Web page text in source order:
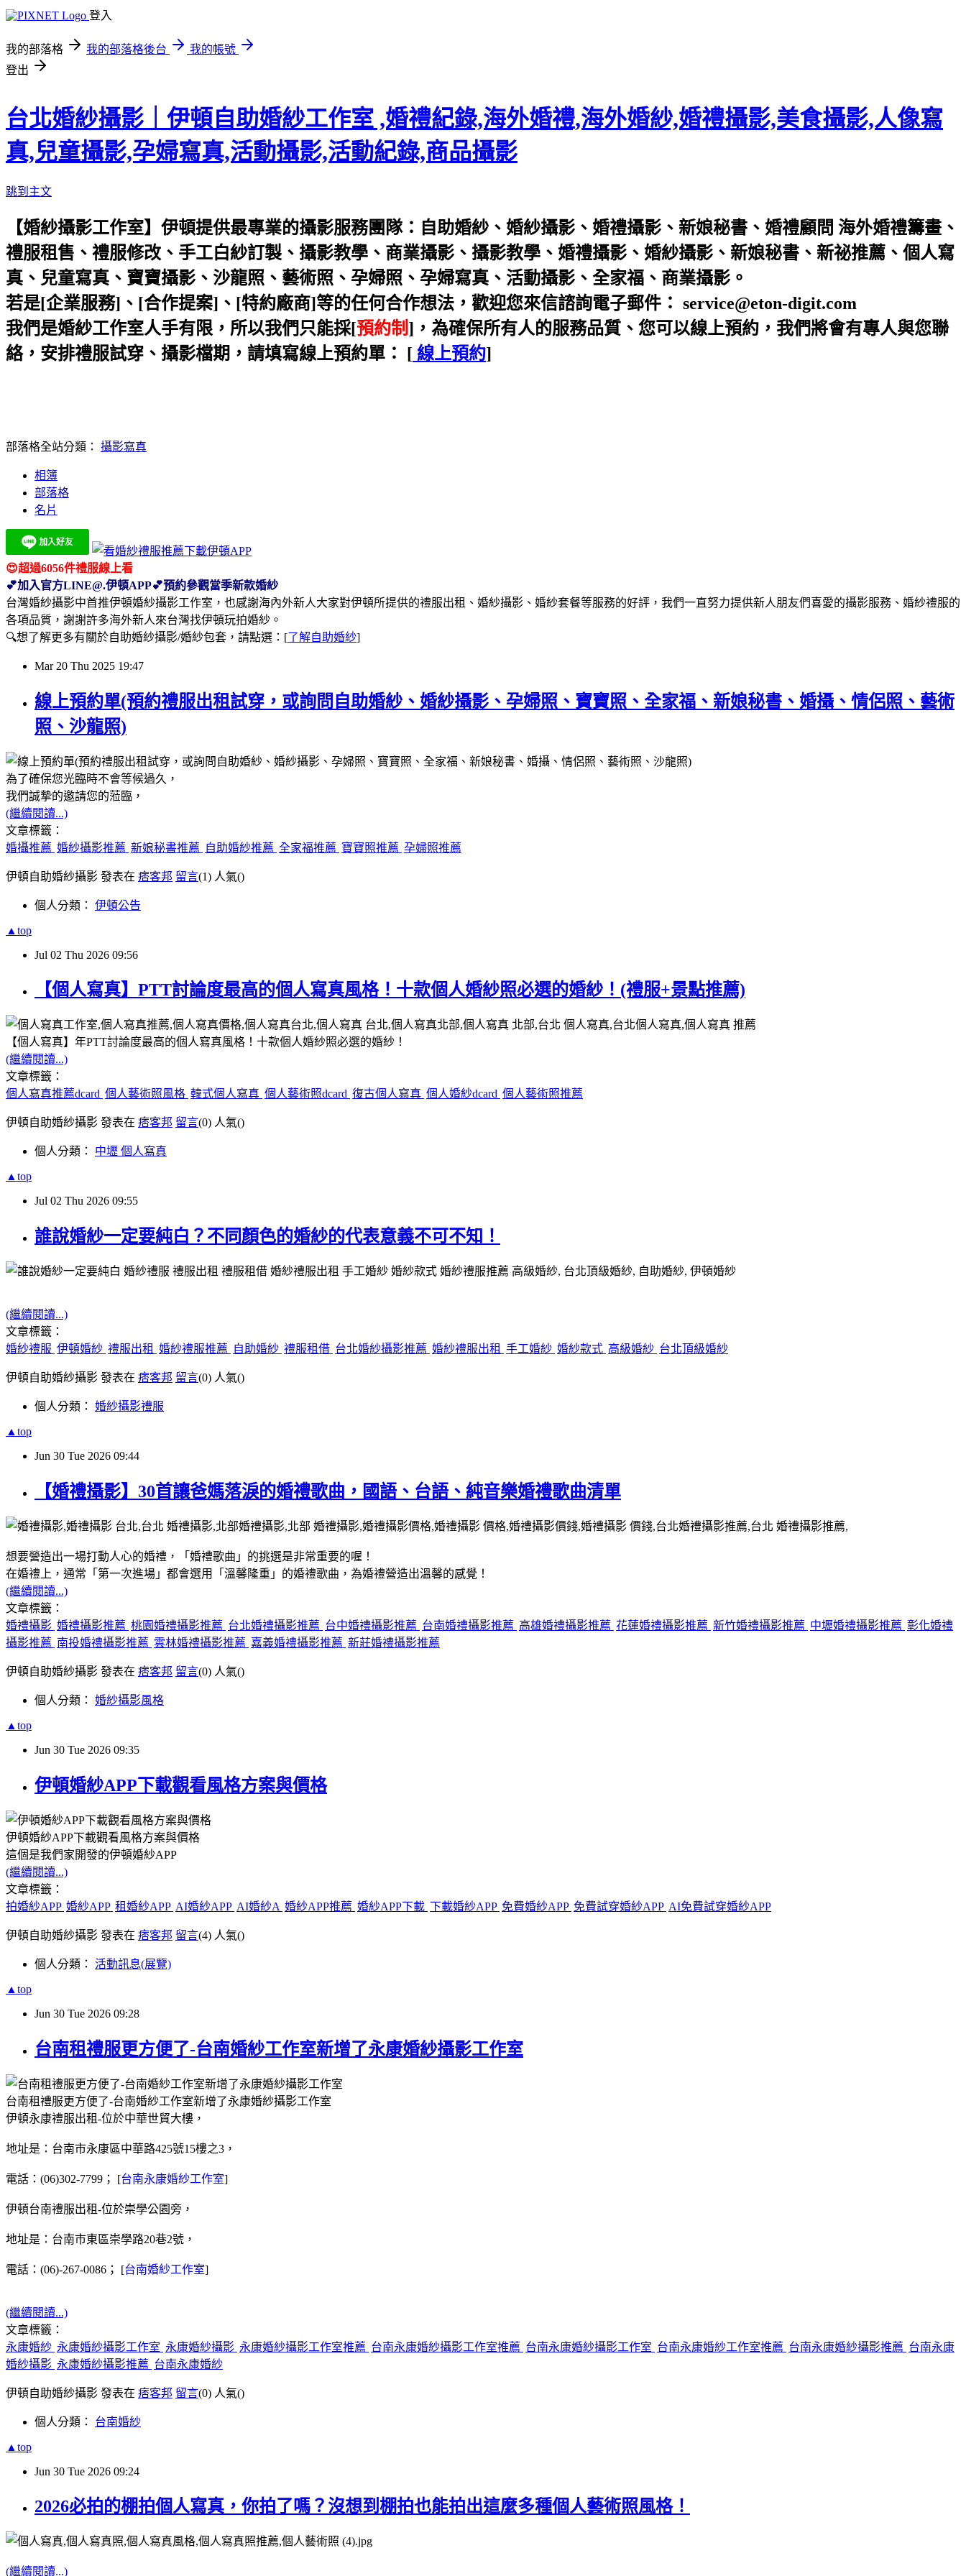
登入
我的部落格 我的部落格後台
我的帳號
登出
台北婚紗攝影｜伊頓自助婚紗工作室 ,婚禮紀錄,海外婚禮,海外婚紗,婚禮攝影,美食攝影,人像寫
真,兒童攝影,孕婦寫真,活動攝影,活動紀錄,商品攝影
跳到主文
【婚紗攝影工作室】伊頓提供最專業的攝影服務團隊： 自助婚紗 、 婚紗攝影 、 婚禮攝影 、 新娘秘書 、 婚禮顧問 海外婚禮籌畫 、
禮服租售 、 禮服修改 、 手工白紗訂製 、 攝影教學 、 商業攝影 、 攝影教學 、 婚禮攝影 、 婚紗攝影 、 新娘秘書 、 新祕推薦 、 個人寫
真 、 兒童寫真 、 寶寶攝影 、 沙龍照 、 藝術照 、 孕婦照 、 孕婦寫真 、 活動攝影 、 全家福 、 商業攝影 。
若是[企業服務]、[合作提案]、[特約廠商]等的任何合作想法，歡迎您來信諮詢電子郵件： service@eton-digit.com
我們是婚紗工作室人手有限，所以我們只能採[預約制 ]，為確保所有人的服務品質、您可以線上預約，我們將會有專人與您聯
絡，安排禮服試穿、攝影檔期，請填寫線上預約單： [ 線上預約]
部落格全站分類： 攝影寫真
相簿
部落格
名片
😍超過6056件禮服線上看
💕加入官方LINE@.伊頓APP💕預約參觀當季新款婚紗
台灣婚紗攝影中首推伊頓婚紗攝影工作室，也感謝海內外新人大家對伊頓所提供的禮服出租、婚紗攝影、婚紗套餐等服務的好評，我們一直努力提供新人朋友們喜愛的攝影服務、婚紗禮服的
各項品質，謝謝許多海外新人來台灣找伊頓玩拍婚紗。
🔍想了解更多有關於自助婚紗攝影/婚紗包套，請點選：[了解自助婚紗]
Mar 20 Thu 2025 19:47
線上預約單(預約禮服出租試穿，或詢問自助婚紗、婚紗攝影、孕婦照、寶寶照、全家福、新娘秘書、婚攝、情侶照、藝術
照、沙龍照)
為了確保您光臨時不會等候過久，
我們誠摯的邀請您的蒞臨，
(繼續閱讀...)
文章標籤：
婚攝推薦 婚紗攝影推薦 新娘秘書推薦 自助婚紗推薦 全家福推薦 寶寶照推薦 孕婦照推薦
伊頓自助婚紗攝影 發表在 痞客邦 留言(1) 人氣()
個人分類： 伊頓公告
▲top
Jul 02 Thu 2026 09:56
【個人寫真】PTT討論度最高的個人寫真風格！十款個人婚紗照必選的婚紗！(禮服+景點推薦)
【個人寫真】年PTT討論度最高的個人寫真風格！十款個人婚紗照必選的婚紗！
(繼續閱讀...)
文章標籤：
個人寫真推薦dcard 個人藝術照風格 韓式個人寫真 個人藝術照dcard 復古個人寫真 個人婚紗dcard 個人藝術照推薦
伊頓自助婚紗攝影 發表在 痞客邦 留言(0) 人氣()
個人分類： 中壢 個人寫真
▲top
Jul 02 Thu 2026 09:55
誰說婚紗一定要純白？不同顏色的婚紗的代表意義不可不知！
(繼續閱讀...)
文章標籤：
婚紗禮服 伊頓婚紗 禮服出租 婚紗禮服推薦 自助婚紗 禮服租借 台北婚紗攝影推薦 婚紗禮服出租 手工婚紗 婚紗款式 高級婚紗 台北頂級婚紗
伊頓自助婚紗攝影 發表在 痞客邦 留言(0) 人氣()
個人分類： 婚紗攝影禮服
▲top
Jun 30 Tue 2026 09:44
【婚禮攝影】30首讓爸媽落淚的婚禮歌曲，國語、台語、純音樂婚禮歌曲清單
想要營造出一場打動人心的婚禮，「婚禮歌曲」的挑選是非常重要的喔！
在婚禮上，通常「第一次進場」都會選用「溫馨隆重」的婚禮歌曲，為婚禮營造出溫馨的感覺！
(繼續閱讀...)
文章標籤：
婚禮攝影 婚禮攝影推薦 桃園婚禮攝影推薦 台北婚禮攝影推薦 台中婚禮攝影推薦 台南婚禮攝影推薦 高雄婚禮攝影推薦 花蓮婚禮攝影推薦 新竹婚禮攝影推薦 中壢婚禮攝影推薦 彰化婚禮
攝影推薦 南投婚禮攝影推薦 雲林婚禮攝影推薦 嘉義婚禮攝影推薦 新莊婚禮攝影推薦
伊頓自助婚紗攝影 發表在 痞客邦 留言(0) 人氣()
個人分類： 婚紗攝影風格
▲top
Jun 30 Tue 2026 09:35
伊頓婚紗APP下載觀看風格方案與價格
伊頓婚紗APP下載觀看風格方案與價格
這個是我們家開發的伊頓婚紗APP
(繼續閱讀...)
文章標籤：
拍婚紗APP 婚紗APP 租婚紗APP AI婚紗APP AI婚紗A 婚紗APP推薦 婚紗APP下載 下載婚紗APP 免費婚紗APP 免費試穿婚紗APP AI免費試穿婚紗APP
伊頓自助婚紗攝影 發表在 痞客邦 留言(4) 人氣()
個人分類： 活動訊息(展覽)
▲top
Jun 30 Tue 2026 09:28
台南租禮服更方便了-台南婚紗工作室新增了永康婚紗攝影工作室
台南租禮服更方便了-台南婚紗工作室新增了永康婚紗攝影工作室
伊頓永康禮服出租-位於中華世貿大樓，
地址是：台南市永康區中華路425號15樓之3，
電話：(06)302-7799； [台南永康婚紗工作室]
伊頓台南禮服出租-位於崇學公園旁，
地址是：台南市東區崇學路20巷2號，
電話：(06)-267-0086； [台南婚紗工作室]
(繼續閱讀...)
文章標籤：
永康婚紗 永康婚紗攝影工作室 永康婚紗攝影 永康婚紗攝影工作室推薦 台南永康婚紗攝影工作室推薦 台南永康婚紗攝影工作室 台南永康婚紗工作室推薦 台南永康婚紗攝影推薦 台南永康
婚紗攝影 永康婚紗攝影推薦 台南永康婚紗
伊頓自助婚紗攝影 發表在 痞客邦 留言(0) 人氣()
個人分類： 台南婚紗
▲top
Jun 30 Tue 2026 09:24
2026必拍的棚拍個人寫真，你拍了嗎？沒想到棚拍也能拍出這麼多種個人藝術照風格！
(繼續閱讀...)